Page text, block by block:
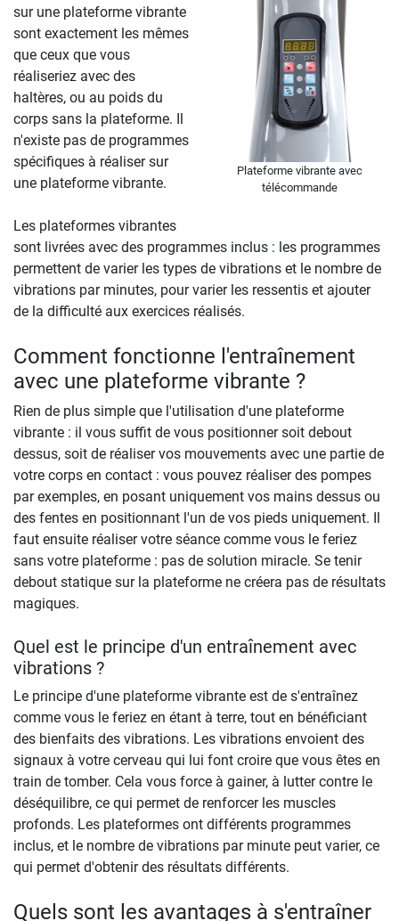
Plateforme vibrante avec
télécommande
sur une plateforme vibrante
sont exactement les mêmes
que ceux que vous
réaliseriez avec des
haltères, ou au poids du
corps sans la plateforme. Il
n'existe pas de programmes
spécifiques à réaliser sur
une plateforme vibrante.
Les plateformes vibrantes
sont livrées avec des programmes inclus : les programmes
permettent de varier les types de vibrations et le nombre de
vibrations par minutes, pour varier les ressentis et ajouter
de la difficulté aux exercices réalisés.
Comment fonctionne l'entraînement
avec une plateforme vibrante ?
Rien de plus simple que l'utilisation d'une plateforme
vibrante : il vous suffit de vous positionner soit debout
dessus, soit de réaliser vos mouvements avec une partie de
votre corps en contact : vous pouvez réaliser des pompes
par exemples, en posant uniquement vos mains dessus ou
des fentes en positionnant l'un de vos pieds uniquement. Il
faut ensuite réaliser votre séance comme vous le feriez
sans votre plateforme : pas de solution miracle. Se tenir
debout statique sur la plateforme ne créera pas de résultats
magiques.
Quel est le principe d'un entraînement avec
vibrations ?
Le principe d'une plateforme vibrante est de s'entraînez
comme vous le feriez en étant à terre, tout en bénéficiant
des bienfaits des vibrations. Les vibrations envoient des
signaux à votre cerveau qui lui font croire que vous êtes en
train de tomber. Cela vous force à gainer, à lutter contre le
déséquilibre, ce qui permet de renforcer les muscles
profonds. Les plateformes ont différents programmes
inclus, et le nombre de vibrations par minute peut varier, ce
qui permet d'obtenir des résultats différents.
Quels sont les avantages à s'entraîner